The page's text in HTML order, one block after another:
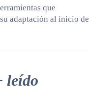
que
adaptación al inicio de
leído